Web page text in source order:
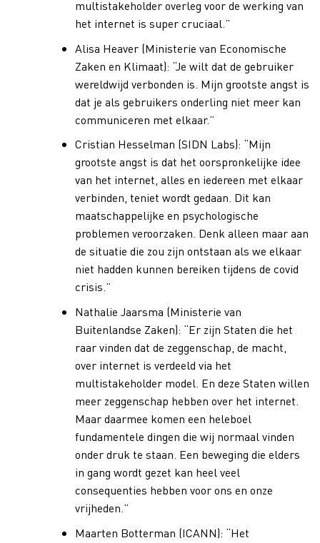
multistakeholder overleg voor de werking van
het internet is super cruciaal.”
Alisa Heaver (Ministerie van Economische
Zaken en Klimaat): “Je wilt dat de gebruiker
wereldwijd verbonden is. Mijn grootste angst is
dat je als gebruikers onderling niet meer kan
communiceren met elkaar.”
Cristian Hesselman (SIDN Labs): “Mijn
grootste angst is dat het oorspronkelijke idee
van het internet, alles en iedereen met elkaar
verbinden, teniet wordt gedaan. Dit kan
maatschappelijke en psychologische
problemen veroorzaken. Denk alleen maar aan
de situatie die zou zijn ontstaan als we elkaar
niet hadden kunnen bereiken tijdens de covid
crisis.”
Nathalie Jaarsma (Ministerie van
Buitenlandse Zaken): “Er zijn Staten die het
raar vinden dat de zeggenschap, de macht,
over internet is verdeeld via het
multistakeholder model. En deze Staten willen
meer zeggenschap hebben over het internet.
Maar daarmee komen een heleboel
fundamentele dingen die wij normaal vinden
onder druk te staan. Een beweging die elders
in gang wordt gezet kan heel veel
consequenties hebben voor ons en onze
vrijheden.”
Maarten Botterman (ICANN): “Het